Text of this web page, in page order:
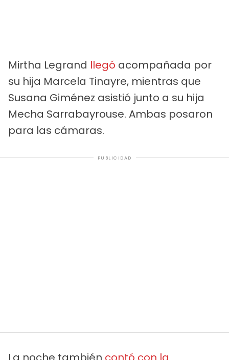
Mirtha Legrand llegó acompañada por
su hija Marcela Tinayre, mientras que
Susana Giménez asistió junto a su hija
Mecha Sarrabayrouse. Ambas posaron
para las cámaras.
PUBLICIDAD